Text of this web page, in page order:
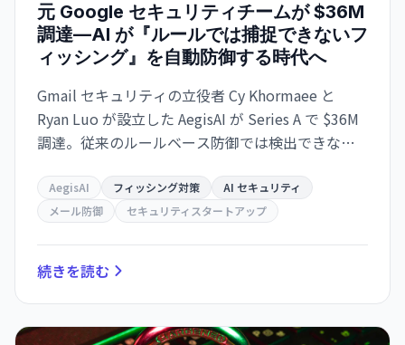
元 Google セキュリティチームが $36M
調達—AI が『ルールでは捕捉できないフ
ィッシング』を自動防御する時代へ
Gmail セキュリティの立役者 Cy Khormaee と
Ryan Luo が設立した AegisAI が Series A で $36M
調達。従来のルールベース防御では検出できない
ントが『人間のように分析』して検出する新世代
セキュリティソリューション。
AegisAI フィッシング対策
AI セキュリティ
メール防御
セキュリティスタートアップ
続きを読む